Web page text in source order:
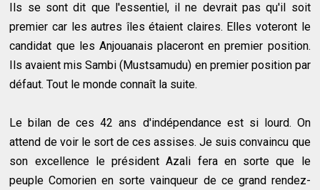
Ils se sont dit que l'essentiel, il ne devrait pas qu'il soit
premier car les autres îles étaient claires. Elles voteront le
candidat que les Anjouanais placeront en premier position.
Ils avaient mis Sambi (Mustsamudu) en premier position par
défaut. Tout le monde connaît la suite.
Le bilan de ces 42 ans d'indépendance est si lourd. On
attend de voir le sort de ces assises. Je suis convaincu que
son excellence le président Azali fera en sorte que le
peuple Comorien en sorte vainqueur de ce grand rendez-